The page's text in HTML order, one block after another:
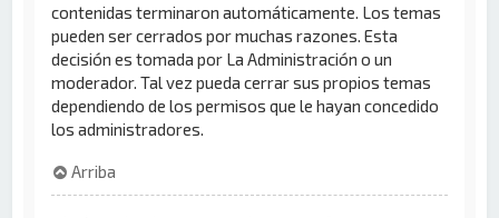
contenidas terminaron automáticamente. Los temas
pueden ser cerrados por muchas razones. Esta
decisión es tomada por La Administración o un
moderador. Tal vez pueda cerrar sus propios temas
dependiendo de los permisos que le hayan concedido
los administradores.
Arriba